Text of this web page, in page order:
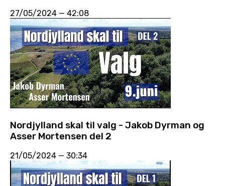
27/05/2024 — 42:08
Nordjylland skal til valg - Jakob Dyrman og
Asser Mortensen del 2
21/05/2024 — 30:34